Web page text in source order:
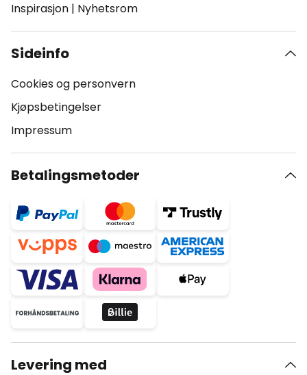
Inspirasjon | Nyhetsrom
Sideinfo
Cookies og personvern
Kjøpsbetingelser
Impressum
Betalingsmetoder
Levering med